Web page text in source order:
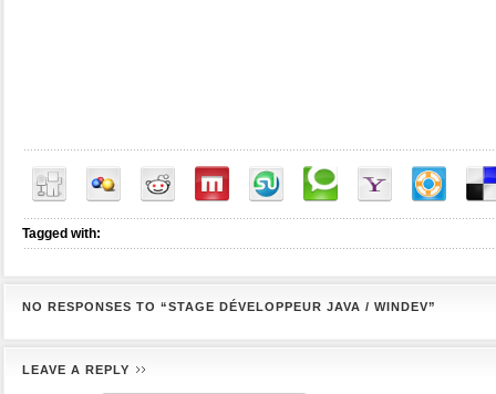
Tagged with:
NO RESPONSES TO “STAGE DÉVELOPPEUR JAVA / WINDEV”
LEAVE A REPLY